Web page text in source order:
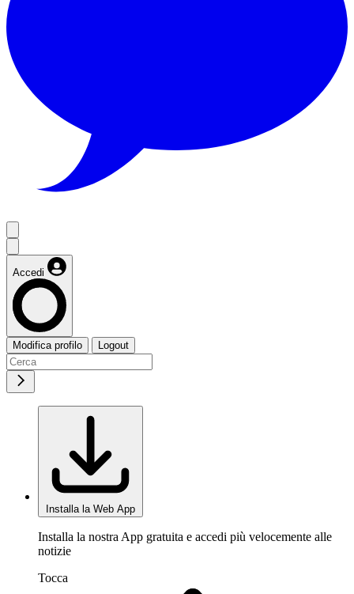
Accedi
Modifica profilo Logout
Installa la Web App
Installa la nostra App gratuita e accedi più velocemente alle
notizie
Tocca